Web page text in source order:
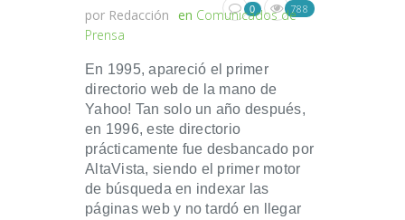
por Redacción en Comunicados de
Prensa
0 788
En 1995, apareció el primer
directorio web de la mano de
Yahoo! Tan solo un año después,
en 1996, este directorio
prácticamente fue desbancado por
AltaVista, siendo el primer motor
de búsqueda en indexar las
páginas web y no tardó en llegar